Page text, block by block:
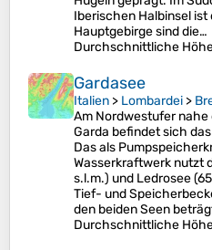
Iberischen Halbinsel ist
Hauptgebirge sind die…
Durchschnittliche
Gardasee
Italien > Lombardei >
Am Nordwestufer nahe
Garda befindet sich
Das als
Wasserkraftwerk nutzt
s.l.m.) und Ledrosee
Tief- und
den beiden Seen
Durchschnittliche